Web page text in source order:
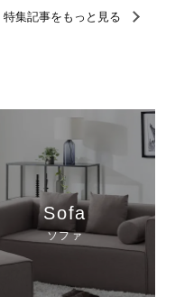
Sofa
ソファ